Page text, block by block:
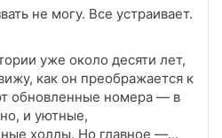
не могу. Все устраивает.
уже около десяти лет,
как он преображается к
обновленные номера — в
и уютные,
холлы. Но главное —